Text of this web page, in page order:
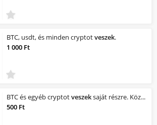
BTC, usdt, és minden cryptotveszek.
1 000 Ft
BTC és egyéb cryptotveszeksaját részre. Közèpárfolyam -5%-ot tudok fizetni.
500 Ft